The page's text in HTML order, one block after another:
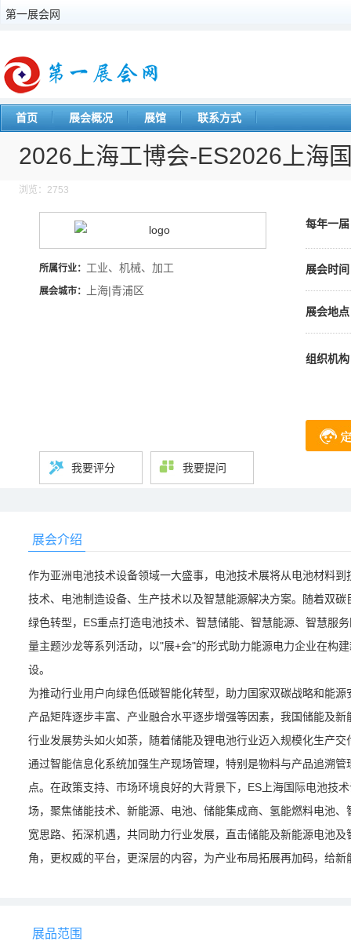
第一展会网
首页 展会概况 展馆 联系方式
2026上海工博会-ES2026上海
浏览：2753
每年一
展会时
展会地
组织机构
所属行业： 工业、机械、加工
展会城市： 上海|青浦区
我要评分 我要提问
展会介绍
作为亚洲电池技术设备领域一大盛事，电池技术展将从电池材料
技术、电池制造设备、生产技术以及智慧能源解决方案。随着双
绿色转型，ES重点打造电池技术、智慧储能、智慧能源、智慧服
量主题沙龙等系列活动，以"展+会"的形式助力能源电力企业在构
设。
为推动行业用户向绿色低碳智能化转型，助力国家双碳战略和能
产品矩阵逐步丰富、产业融合水平逐步增强等因素，我国储能及
行业发展势头如火如荼，随着储能及锂电池行业迈入规模化生产
通过智能信息化系统加强生产现场管理，特别是物料与产品追溯
点。在政策支持、市场环境良好的大背景下，ES上海国际电池技
场，聚焦储能技术、新能源、电池、储能集成商、氢能燃料电池
宽思路、拓深机遇，共同助力行业发展，直击储能及新能源电池
角，更权威的平台，更深层的内容，为产业布局拓展再加码，给
展品范围